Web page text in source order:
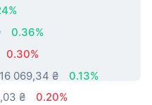
0.36%
0.30%
16 069,34 ₴
0.13%
₴
0.20%